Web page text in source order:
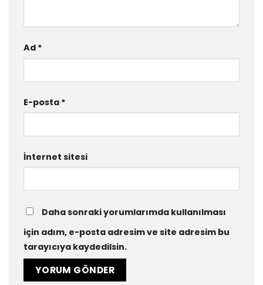
Ad *
E-posta *
İnternet sitesi
Daha sonraki yorumlarımda kullanılması
için adım, e-posta adresim ve site adresim bu
tarayıcıya kaydedilsin.